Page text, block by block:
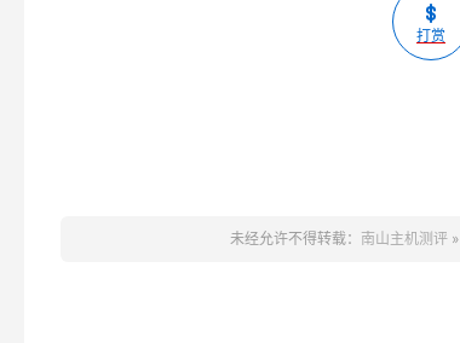
打赏
未经允许不得转载： 南山主机测评»